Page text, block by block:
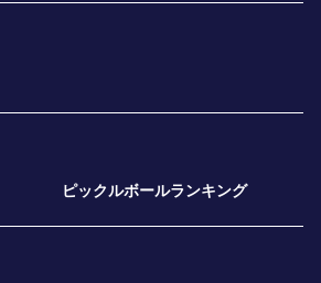
ピックルボールランキング